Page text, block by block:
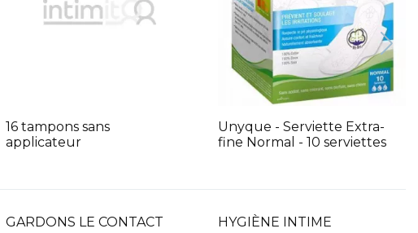
16 tampons sans
applicateur
Unyque - Serviette Extra-
fine Normal - 10 serviettes
GARDONS LE CONTACT HYGIÈNE INTIME